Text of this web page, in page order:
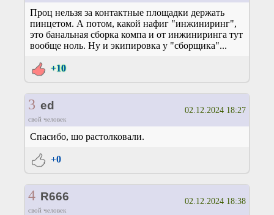
Проц нельзя за контактные площадки держать
пинцетом. А потом, какой нафиг "инжиниринг",
это банальная сборка компа и от инжиниринга тут
вообще ноль. Ну и экипировка у "сборщика"...
+10
3 ed
свой человек
02.12.2024 18:27
Спасибо, шо растолковали.
+0
4 R666
свой человек
02.12.2024 18:38